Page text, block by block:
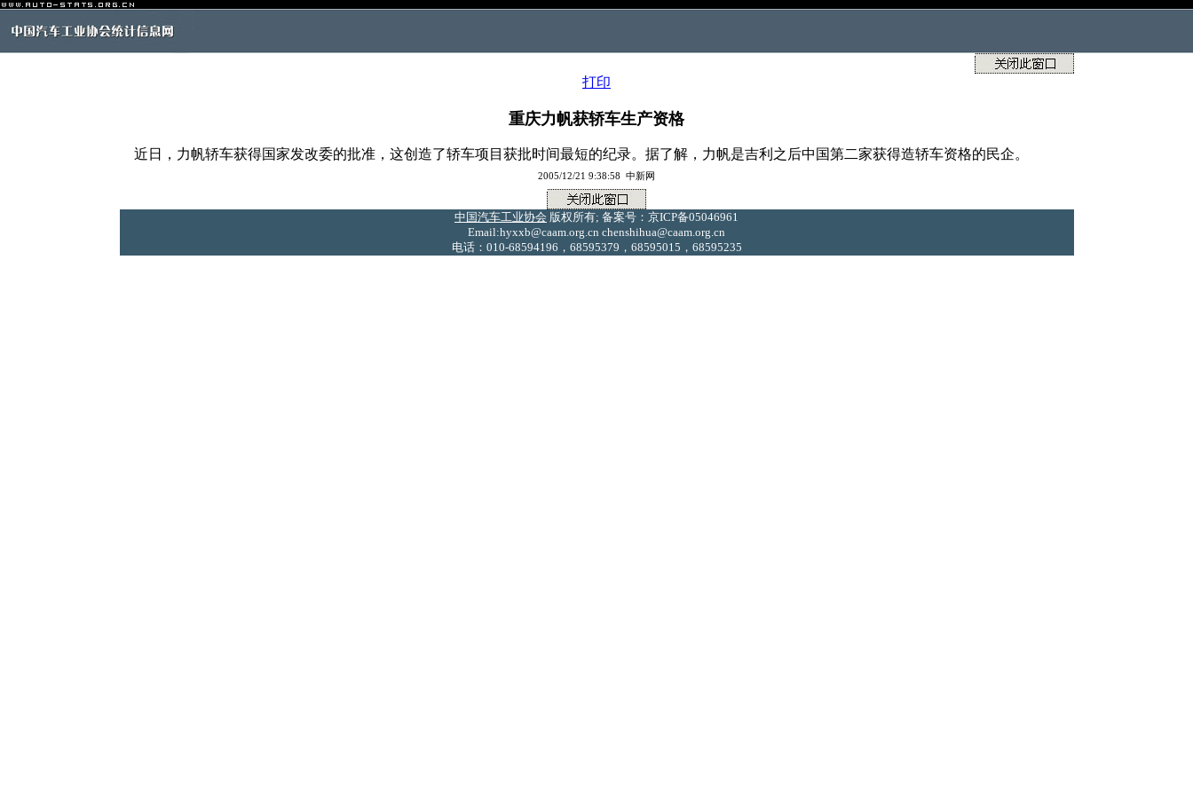
打印
重庆力帆获轿车生产资格
近日，力帆轿车获得国家发改委的批准，这创造了轿车项目获批时间最短的纪录。据了解，力帆是吉利之后中国第二家获得造轿车资格的民企。
2005/12/21 9:38:58 中新网
中国汽车工业协会 版权所有; 备案号：京ICP备05046961
Email:hyxxb@caam.org.cn chenshihua@caam.org.cn
电话：010-68594196，68595379，68595015，68595235